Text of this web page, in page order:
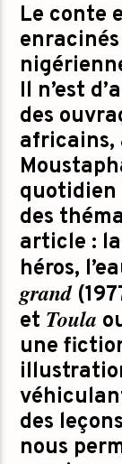
Le conte
Il n’est
des
africains,
quotidien
des
article :
héros,
grand
et Toula
une
des
nous